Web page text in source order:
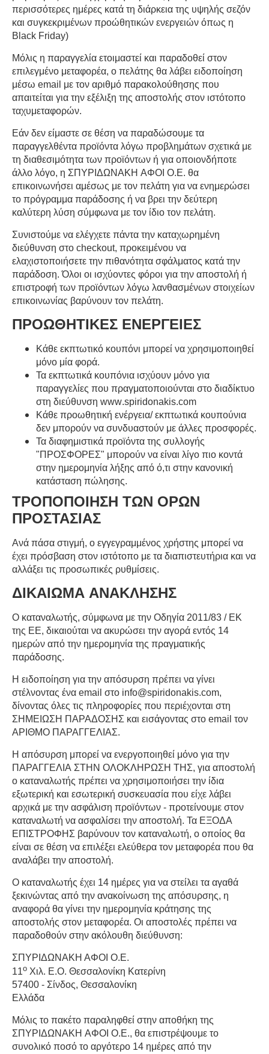
περισσότερες ημέρες κατά τη διάρκεια της υψηλής σεζόν
και συγκεκριμένων προώθητικών ενεργειών όπως η
Black Friday)
Μόλις η παραγγελία ετοιμαστεί και παραδοθεί στον
επιλεγμένο μεταφορέα, ο πελάτης θα λάβει ειδοποίηση
μέσω email με τον αριθμό παρακολούθησης που
απαιτείται για την εξέλιξη της αποστολής στον ιστότοπο
ταχυμεταφορών.
Εάν δεν είμαστε σε θέση να παραδώσουμε τα
παραγγελθέντα προϊόντα λόγω προβλημάτων σχετικά με
τη διαθεσιμότητα των προϊόντων ή για οποιονδήποτε
άλλο λόγο, η ΣΠΥΡΙΔΩΝΑΚΗ ΑΦΟΙ Ο.Ε. θα
επικοινωνήσει αμέσως με τον πελάτη για να ενημερώσει
το πρόγραμμα παράδοσης ή να βρει την δεύτερη
καλύτερη λύση σύμφωνα με τον ίδιο τον πελάτη.
Συνιστούμε να ελέγχετε πάντα την καταχωρημένη
διεύθυνση στο checkout, προκειμένου να
ελαχιστοποιήσετε την πιθανότητα σφάλματος κατά την
παράδοση. Όλοι οι ισχύοντες φόροι για την αποστολή ή
επιστροφή των προϊόντων λόγω λανθασμένων στοιχείων
επικοινωνίας βαρύνουν τον πελάτη.
ΠΡΟΩΘΗΤΙΚΕΣ ΕΝΕΡΓΕΙΕΣ
Κάθε εκπτωτικό κουπόνι μπορεί να χρησιμοποιηθεί
μόνο μία φορά.
Τα εκπτωτικά κουπόνια ισχύουν μόνο για
παραγγελίες που πραγματοποιούνται στο διαδίκτυο
στη διεύθυνση www.spiridonakis.com
Κάθε προωθητική ενέργεια/ εκπτωτικά κουπούνια
δεν μπορούν να συνδυαστούν με άλλες προσφορές.
Τα διαφημιστικά προϊόντα της συλλογής
"ΠΡΟΣΦΟΡΕΣ" μπορούν να είναι λίγο πιο κοντά
στην ημερομηνία λήξης από ό,τι στην κανονική
κατάσταση πώλησης.
ΤΡΟΠΟΠΟΙΗΣΗ ΤΩΝ ΟΡΩΝ
ΠΡΟΣΤΑΣΙΑΣ
Ανά πάσα στιγμή, ο εγγεγραμμένος χρήστης μπορεί να
έχει πρόσβαση στον ιστότοπο με τα διαπιστευτήρια και να
αλλάξει τις προσωπικές ρυθμίσεις.
ΔΙΚΑΙΩΜΑ ΑΝΑΚΛΗΣΗΣ
Ο καταναλωτής, σύμφωνα με την Οδηγία 2011/83 / ΕΚ
της ΕΕ, δικαιούται να ακυρώσει την αγορά εντός 14
ημερών από την ημερομηνία της πραγματικής
παράδοσης.
Η ειδοποίηση για την απόσυρση πρέπει να γίνει
στέλνοντας ένα email στο info@spiridonakis.com,
δίνοντας όλες τις πληροφορίες που περιέχονται στη
ΣΗΜΕΙΩΣΗ ΠΑΡΑΔΟΣΗΣ και εισάγοντας στο email τον
ΑΡΙΘΜΟ ΠΑΡΑΓΓΕΛΙΑΣ.
Η απόσυρση μπορεί να ενεργοποιηθεί μόνο για την
ΠΑΡΑΓΓΕΛΙΑ ΣΤΗΝ ΟΛΟΚΛΗΡΩΣΗ ΤΗΣ, για αποστολή
ο καταναλωτής πρέπει να χρησιμοποιήσει την ίδια
εξωτερική και εσωτερική συσκευασία που είχε λάβει
αρχικά με την ασφάλιση προϊόντων - προτείνουμε στον
καταναλωτή να ασφαλίσει την αποστολή. Τα ΕΞΟΔΑ
ΕΠΙΣΤΡΟΦΗΣ βαρύνουν τον καταναλωτή, ο οποίος θα
είναι σε θέση να επιλέξει ελεύθερα τον μεταφορέα που θα
αναλάβει την αποστολή.
Ο καταναλωτής έχει 14 ημέρες για να στείλει τα αγαθά
ξεκινώντας από την ανακοίνωση της απόσυρσης, η
αναφορά θα γίνει την ημερομηνία κράτησης της
αποστολής στον μεταφορέα. Οι αποστολές πρέπει να
παραδοθούν στην ακόλουθη διεύθυνση:
ΣΠΥΡΙΔΩΝΑΚΗ ΑΦΟΙ Ο.Ε.
11ο Χιλ. Ε.Ο. Θεσσαλονίκη Κατερίνη
57400 - Σίνδος, Θεσσαλονίκη
Ελλάδα
Μόλις το πακέτο παραληφθεί στην αποθήκη της
ΣΠΥΡΙΔΩΝΑΚΗ ΑΦΟΙ Ο.Ε., θα επιστρέψουμε το
συνολικό ποσό το αργότερο 14 ημέρες από την